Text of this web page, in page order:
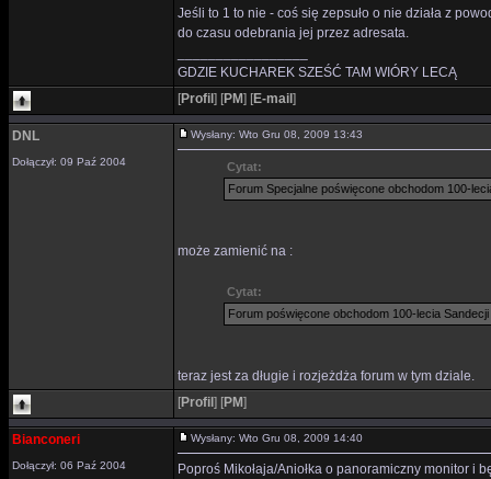
Jeśli to 1 to nie - coś się zepsuło o nie działa z
do czasu odebrania jej przez adresata.
GDZIE KUCHAREK SZEŚĆ TAM WIÓRY LECĄ
[Profil ] [PM] [E-mail ]
DNL
Dołączył: 09 Paź 2004
Wysłany: Wto Gru 08, 2009 13:43
Cytat:
Forum Specjalne poświęcone obchodom 100-
może zamienić na :
Cytat:
Forum poświęcone obchodom 100-lecia Sandecji
teraz jest za długie i rozjeżdża forum w tym dziale.
[Profil ] [PM]
Bianconeri
Dołączył: 06 Paź 2004
Wysłany: Wto Gru 08, 2009 14:40
Poproś Mikołaja/Aniołka o panoramiczny monitor i